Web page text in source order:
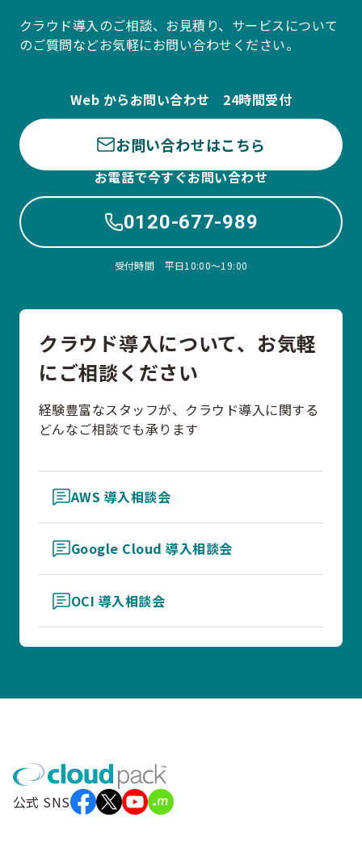
クラウド導入のご相談、お見積り、サービスについて
のご質問などお気軽にお問い合わせください。
Web からお問い合わせ 24時間受付
お問い合わせはこちら
お電話で今すぐお問い合わせ
0120-677-989
受付時間 平日10:00〜19:00
クラウド導入について、お気軽
にご相談ください
経験豊富なスタッフが、クラウド導入に関する
どんなご相談でも承ります
AWS 導入相談会
Google Cloud 導入相談会
OCI 導入相談会
公式 SNS